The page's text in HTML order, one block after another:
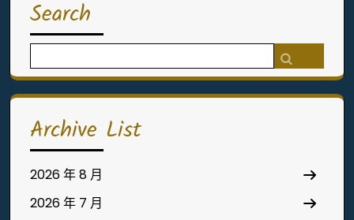
Search
for:
Archive List
2026 年 8 月
2026 年 7 月